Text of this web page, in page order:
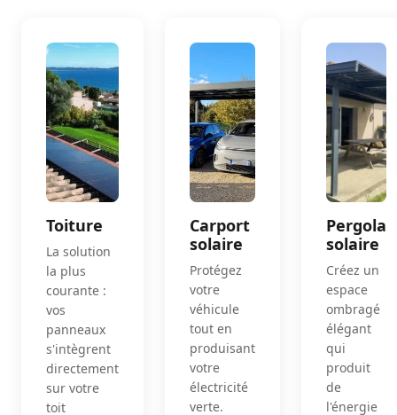
Toiture
La solution
la plus
courante :
vos
panneaux
s'intègrent
directement
sur votre
toit
Carport
solaire
Protégez
votre
véhicule
tout en
produisant
votre
électricité
verte.
Pergola
solaire
Créez un
espace
ombragé
élégant
qui
produit
de
l'énergie